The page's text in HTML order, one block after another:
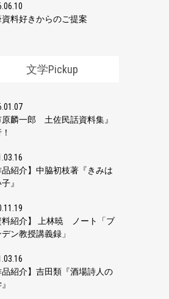
料好きからのご提案
文学Pickup
原麟一郎 土佐民話資料集』
品紹介】中脇初枝著『きみは
』
料紹介】 上林暁 ノート「ブ
ン教授講義録」
品紹介】吉田類『酒場詩人の